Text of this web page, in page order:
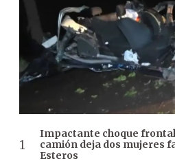
Impactante choque
camión deja dos mujeres
Esteros